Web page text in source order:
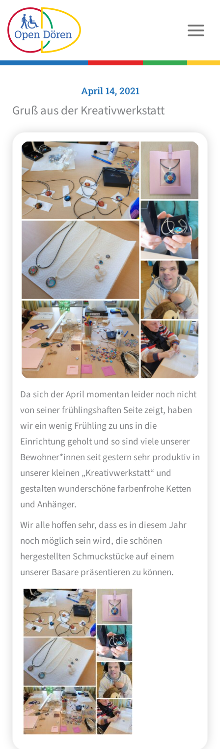
Inhalt
springen
April 14, 2021
Gruß aus der Kreativwerkstatt
Da sich der April momentan leider noch nicht
von seiner frühlingshaften Seite zeigt, haben
wir ein wenig Frühling zu uns in die
Einrichtung geholt und so sind viele unserer
Bewohner*innen seit gestern sehr produktiv in
unserer kleinen „Kreativwerkstatt“ und
gestalten wunderschöne farbenfrohe Ketten
und Anhänger.
Wir alle hoffen sehr, dass es in diesem Jahr
noch möglich sein wird, die schönen
hergestellten Schmuckstücke auf einem
unserer Basare präsentieren zu können.